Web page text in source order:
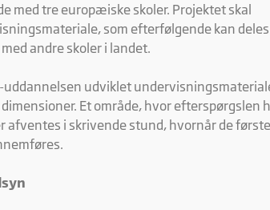
med tre europæiske skoler. Projektet skal
som efterfølgende kan deles
andre skoler i landet.
uddannelsen udviklet
Et område, hvor efterspørgslen
afventes i skrivende stund, hvornår de første